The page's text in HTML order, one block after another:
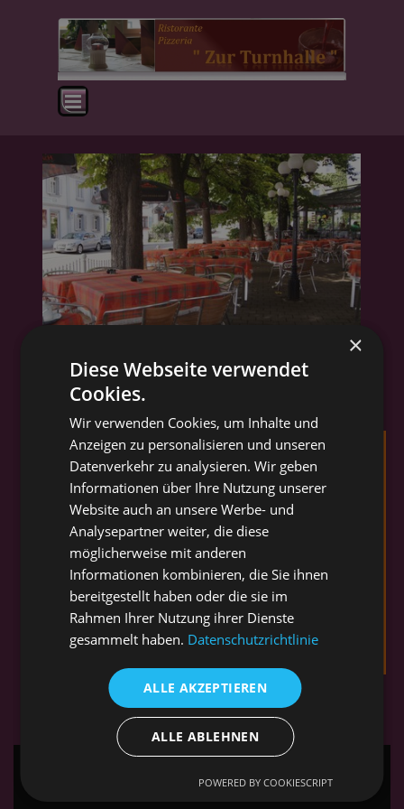
Menü überspringen
×
Diese Webseite verwendet
Cookies.
Wir verwenden Cookies, um Inhalte und
Anzeigen zu personalisieren und unseren
Datenverkehr zu analysieren. Wir geben
Informationen über Ihre Nutzung unserer
Website auch an unsere Werbe- und
Analysepartner weiter, die diese
möglicherweise mit anderen
Informationen kombinieren, die Sie ihnen
bereitgestellt haben oder die sie im
Rahmen Ihrer Nutzung ihrer Dienste
gesammelt haben. Datenschutzrichtlinie
ALLE AKZEPTIEREN
ALLE ABLEHNEN
POWERED BY COOKIESCRIPT